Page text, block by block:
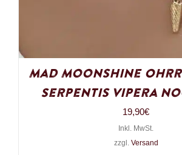
Mad Moonshine
Serpentis Vipera
19,90€
Inkl. MwSt.
zzgl. Versand